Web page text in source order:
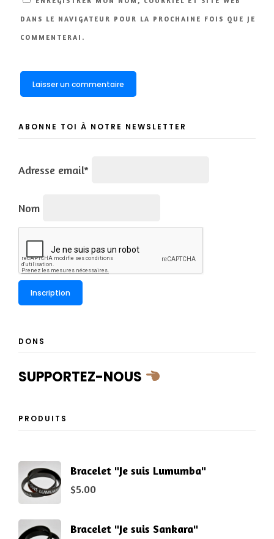
DANS LE NAVIGATEUR POUR LA PROCHAINE FOIS QUE JE
COMMENTERAI.
ABONNE TOI À NOTRE NEWSLETTER
Adresse email*
Nom
DONS
SUPPORTEZ-NOUS
PRODUITS
Bracelet "Je suis Lumumba"
$5.00
Bracelet "Je suis Sankara"